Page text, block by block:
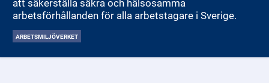
att säkerställa säkra och hälsosamma
arbetsförhållanden för alla arbetstagare i Sverige.
ARBETSMILJÖVERKET